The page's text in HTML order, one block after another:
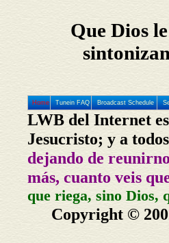
Que Dios
Home Tunein FAQ Broadcast Schedule
LWB del Internet
Jesucristo; y a
dejando de
más, cuanto veis
que riega, sino Dios,
Copyright ©